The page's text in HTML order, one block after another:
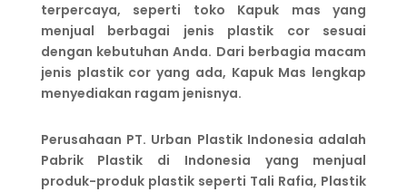
terpercaya, seperti toko Kapuk mas yang
menjual berbagai jenis plastik cor sesuai
dengan kebutuhan Anda. Dari berbagia macam
jenis plastik cor yang ada, Kapuk Mas lengkap
menyediakan ragam jenisnya.
Perusahaan PT. Urban Plastik Indonesia adalah
Pabrik Plastik di Indonesia yang menjual
produk-produk plastik seperti Tali Rafia, Plastik